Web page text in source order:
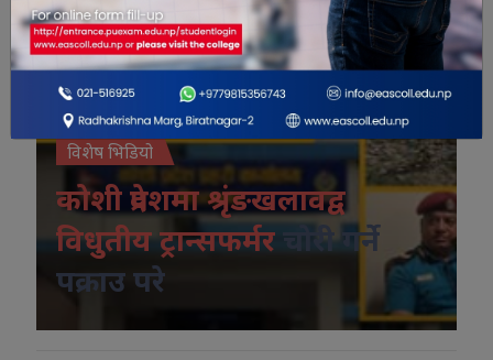
विशेष भिडियो
कोशी प्रदेशमा श्रृंङखलावद्व
विधुतीय ट्रान्सफर्मर
चोरी गर्ने
पक्राउ परे